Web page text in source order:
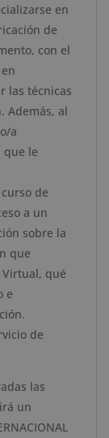
en
de
con el
las técnicas
Además, al
a
que le
de
a un
sobre la
que
qué
e
de
las
un